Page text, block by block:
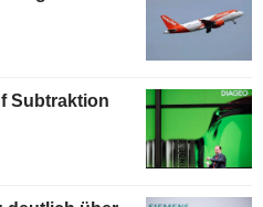
Subtraktion